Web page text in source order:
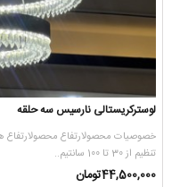
لوسترکریستالی نارسیس سه حلقه
خصوصیات محصولارتفاع محصولارتفاع
تنظیم از 30 تا 100 سانتیم..
44,500,000تومان